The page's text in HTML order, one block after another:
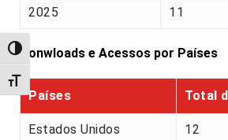
Alternar alto contraste
Alternar tamanho da fonte
2025 11
Donwloads e Acessos por Países
Países Total
Estados Unidos 12